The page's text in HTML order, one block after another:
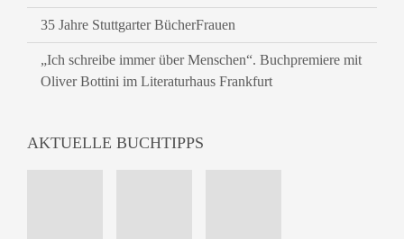
35 Jahre Stuttgarter BücherFrauen
„Ich schreibe immer über Menschen“. Buchpremiere mit
Oliver Bottini im Literaturhaus Frankfurt
AKTUELLE BUCHTIPPS